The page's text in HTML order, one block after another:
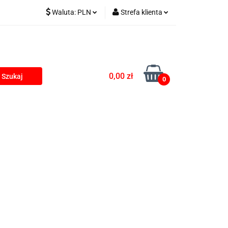
Waluta: PLN Strefa klienta
Dodaj zgłoszenie
Zgody cookies
0,00 zł 0
Akumulatorki na USB